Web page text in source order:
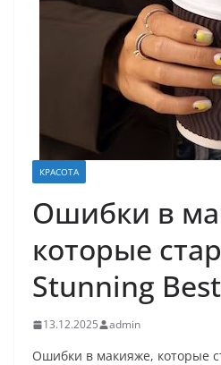
КРАСОТА
Ошибки в
которые
Stunning Best
13.12.2025 admin
Ошибки в макияже, которые